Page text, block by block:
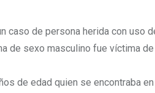
caso de persona herida con uso
de sexo masculino fue víctima
de edad quien se encontraba